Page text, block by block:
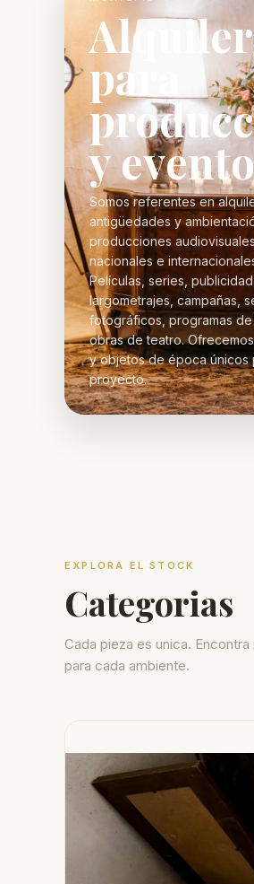
para
y
Somos referentes en
antigüedades y
producciones audiovisuales
nacionales e
Películas, series,
largometrajes, campañas,
fotográficos, programas
obras de teatro.
y objetos de época únicos
proyecto.
EXPLORA EL STOCK
Categorias
Cada pieza es unica.
para cada ambiente.